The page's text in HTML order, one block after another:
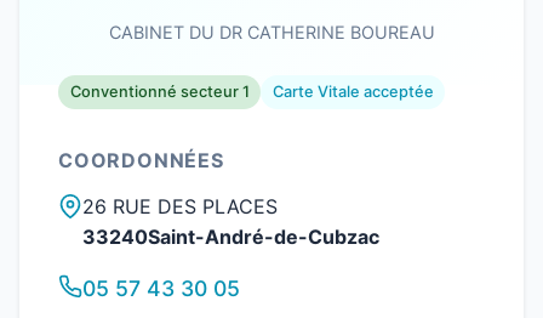
CABINET DU DR CATHERINE BOUREAU
Conventionné secteur 1 Carte Vitale acceptée
COORDONNÉES
26 RUE DES PLACES
33240Saint-André-de-Cubzac
05 57 43 30 05